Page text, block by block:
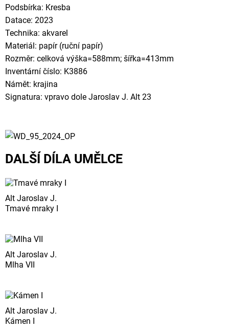
Podsbírka: Kresba
Datace: 2023
Technika: akvarel
Materiál: papír (ruční papír)
Rozměr: celková výška=588mm; šířka=413mm
Inventární číslo: K3886
Námět: krajina
Signatura: vpravo dole Jaroslav J. Alt 23
DALŠÍ DÍLA UMĚLCE
Alt Jaroslav J.
Tmavé mraky I
Alt Jaroslav J.
Mlha VII
Alt Jaroslav J.
Kámen I